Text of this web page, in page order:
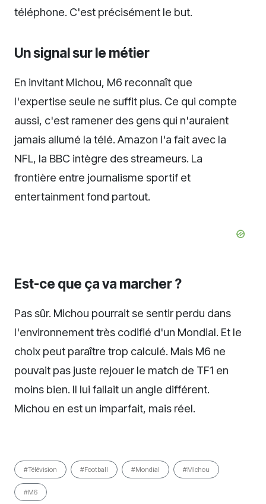
téléphone. C'est précisément le but.
Un signal sur le métier
En invitant Michou, M6 reconnaît que
l'expertise seule ne suffit plus. Ce qui compte
aussi, c'est ramener des gens qui n'auraient
jamais allumé la télé. Amazon l'a fait avec la
NFL, la BBC intègre des streameurs. La
frontière entre journalisme sportif et
entertainment fond partout.
Est-ce que ça va marcher ?
Pas sûr. Michou pourrait se sentir perdu dans
l'environnement très codifié d'un Mondial. Et le
choix peut paraître trop calculé. Mais M6 ne
pouvait pas juste rejouer le match de TF1 en
moins bien. Il lui fallait un angle différent.
Michou en est un imparfait, mais réel.
#Télévision #Football #Mondial #Michou
#M6